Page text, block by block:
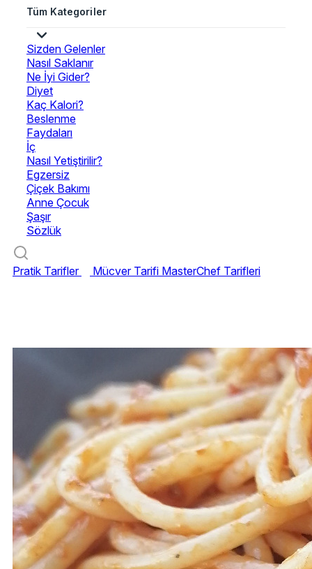
Tüm Kategoriler
Sizden Gelenler
Nasıl Saklanır
Ne İyi Gider?
Diyet
Kaç Kalori?
Beslenme
Faydaları
İç
Nasıl Yetiştirilir?
Egzersiz
Çiçek Bakımı
Anne Çocuk
Şaşır
Sözlük
Pratik Tarifler Mücver Tarifi MasterChef Tarifleri